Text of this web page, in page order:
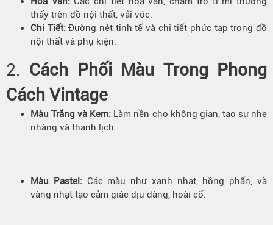
thấy trên đồ nội thất, vải vóc.
Chi Tiết:Đường nét tinh tế và chi tiết phức tạp trong đồ
nội thất và phụ kiện.
2. Cách Phối Màu Trong Phong
Cách Vintage
Màu Trắng và Kem: Làm nền cho không gian, tạo sự nhẹ
nhàng và thanh lịch.
Màu Pastel:Các màu như xanh nhạt, hồng phấn, và
vàng nhạt tạo cảm giác dịu dàng, hoài cổ.